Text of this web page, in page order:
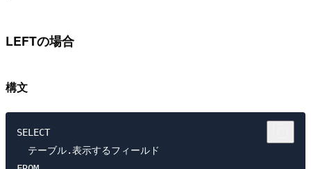
LEFTの場合
構文
SELECT
  テーブル.表示するフィールド